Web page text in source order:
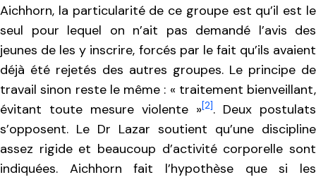
Aichhorn, la particularité de ce groupe est qu’il est le
seul pour lequel on n’ait pas demandé l’avis des
jeunes de les y inscrire, forcés par le fait qu’ils avaient
déjà été rejetés des autres groupes. Le principe de
travail sinon reste le même : « traitement bienveillant,
évitant toute mesure violente »[2]. Deux postulats
s’opposent. Le Dr Lazar soutient qu’une discipline
assez rigide et beaucoup d’activité corporelle sont
indiquées. Aichhorn fait l’hypothèse que si les